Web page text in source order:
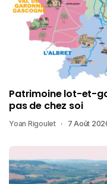
Patrimoine lot-et-
pas de chez soi
Yoan Rigoulet 7 Août